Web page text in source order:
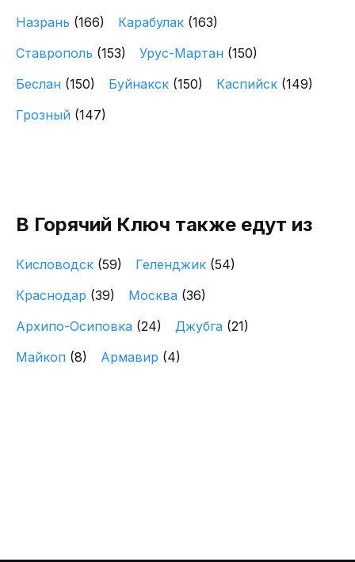
Назрань (166) Карабулак (163)
Ставрополь (153) Урус-Мартан (150)
Беслан (150) Буйнакск (150) Каспийск (149)
Грозный (147)
В Горячий Ключ также едут из
Кисловодск (59) Геленджик (54)
Краснодар (39) Москва (36)
Архипо-Осиповка (24) Джубга (21)
Майкоп (8) Армавир (4)